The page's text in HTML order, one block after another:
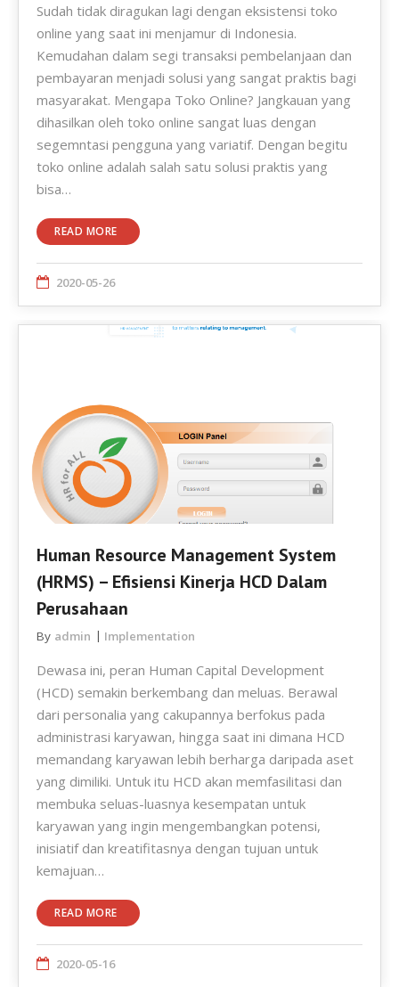
Sudah tidak diragukan lagi dengan eksistensi toko
online yang saat ini menjamur di Indonesia.
Kemudahan dalam segi transaksi pembelanjaan dan
pembayaran menjadi solusi yang sangat praktis bagi
masyarakat. Mengapa Toko Online? Jangkauan yang
dihasilkan oleh toko online sangat luas dengan
segemntasi pengguna yang variatif. Dengan begitu
toko online adalah salah satu solusi praktis yang
bisa…
READ MORE
2020-05-26
Human Resource Management System
(HRMS) – Efisiensi Kinerja HCD Dalam
Perusahaan
By admin Implementation
Dewasa ini, peran Human Capital Development
(HCD) semakin berkembang dan meluas. Berawal
dari personalia yang cakupannya berfokus pada
administrasi karyawan, hingga saat ini dimana HCD
memandang karyawan lebih berharga daripada aset
yang dimiliki. Untuk itu HCD akan memfasilitasi dan
membuka seluas-luasnya kesempatan untuk
karyawan yang ingin mengembangkan potensi,
inisiatif dan kreatifitasnya dengan tujuan untuk
kemajuan…
READ MORE
2020-05-16